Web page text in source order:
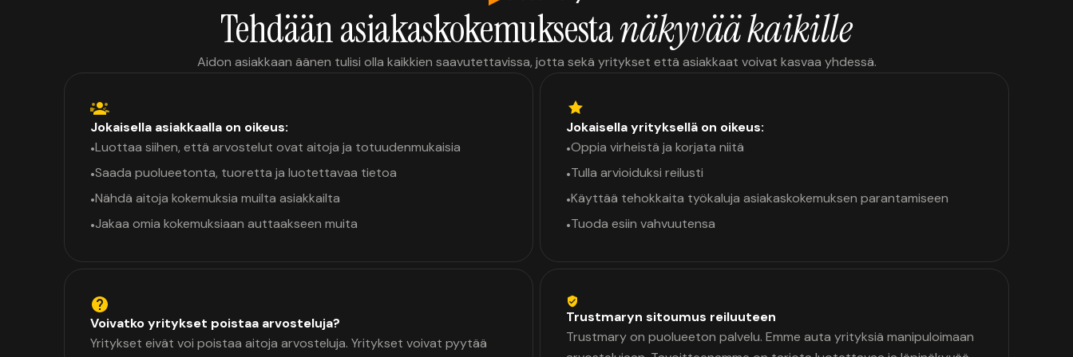
Tehdään asiakaskokemuksestanäkyvää kaikille
Aidon asiakkaan äänen tulisi olla kaikkien saavutettavissa, jotta sekä yritykset että asiakkaat voivat kasvaa yhdessä.
Jokaisella asiakkaalla on oikeus:
•Luottaa siihen, että arvostelut ovat aitoja ja totuudenmukaisia
•Saada puolueetonta, tuoretta ja luotettavaa tietoa
•Nähdä aitoja kokemuksia muilta asiakkailta
•Jakaa omia kokemuksiaan auttaakseen muita
Jokaisella yrityksellä on oikeus:
•Oppia virheistä ja korjata niitä
•Tulla arvioiduksi reilusti
•Käyttää tehokkaita työkaluja asiakaskokemuksen parantamiseen
•Tuoda esiin vahvuutensa
Voivatko yritykset poistaa arvosteluja?
Yritykset eivät voi poistaa aitoja arvosteluja. Yritykset voivat pyytää
Trustmaryn sitoumus reiluuteen
Trustmary on puolueeton palvelu. Emme auta yrityksiä manipuloimaan